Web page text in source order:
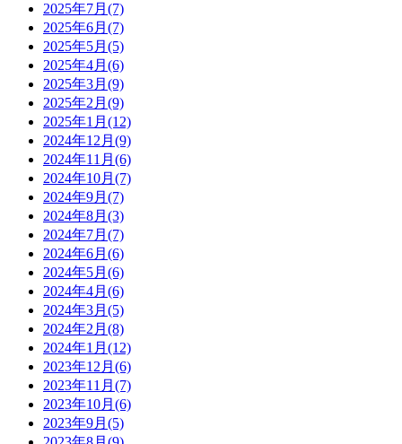
2025年7月(7)
2025年6月(7)
2025年5月(5)
2025年4月(6)
2025年3月(9)
2025年2月(9)
2025年1月(12)
2024年12月(9)
2024年11月(6)
2024年10月(7)
2024年9月(7)
2024年8月(3)
2024年7月(7)
2024年6月(6)
2024年5月(6)
2024年4月(6)
2024年3月(5)
2024年2月(8)
2024年1月(12)
2023年12月(6)
2023年11月(7)
2023年10月(6)
2023年9月(5)